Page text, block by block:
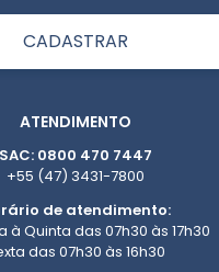
ATENDIMENTO
SAC: 0800 470 7447
+55 (47) 3431-7800
de atendimento:
à Quinta das 07h30 às 17h30
das 07h30 às 16h30